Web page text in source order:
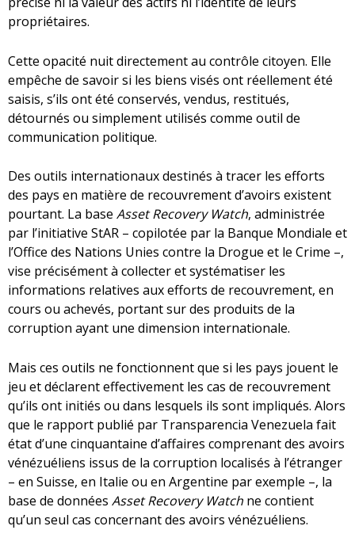
propriétaires.
Cette opacité nuit directement au contrôle citoyen. Elle
empêche de savoir si les biens visés ont réellement été
saisis, s’ils ont été conservés, vendus, restitués,
détournés ou simplement utilisés comme outil de
communication politique.
Des outils internationaux destinés à tracer les efforts
des pays en matière de recouvrement d’avoirs existent
pourtant. La base Asset Recovery Watch, administrée
par l’initiative StAR – copilotée par la Banque Mondiale et
l’Office des Nations Unies contre la Drogue et le Crime –,
vise précisément à collecter et systématiser les
informations relatives aux efforts de recouvrement, en
cours ou achevés, portant sur des produits de la
corruption ayant une dimension internationale.
Mais ces outils ne fonctionnent que si les pays jouent le
jeu et déclarent effectivement les cas de recouvrement
qu’ils ont initiés ou dans lesquels ils sont impliqués. Alors
que le rapport publié par Transparencia Venezuela fait
état d’une cinquantaine d’affaires comprenant des avoirs
vénézuéliens issus de la corruption localisés à l’étranger
– en Suisse, en Italie ou en Argentine par exemple –, la
base de données Asset Recovery Watch ne contient
qu’un seul cas concernant des avoirs vénézuéliens.